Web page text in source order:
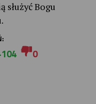
służyć Bogu
0